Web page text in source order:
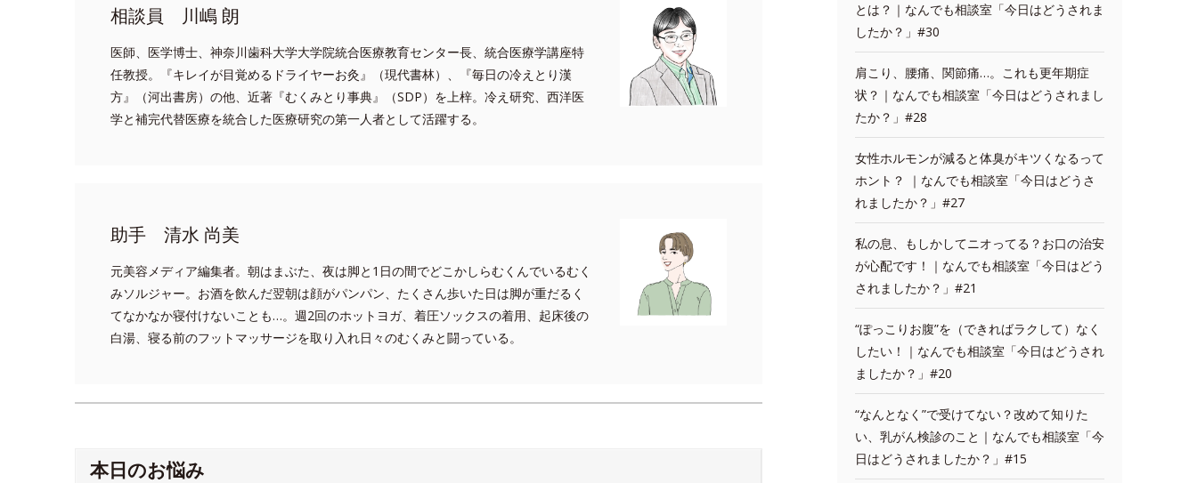
相談員 川嶋 朗
医師、医学博士、神奈川歯科大学大学院統合医療教育センター長、統合医療学講座特
任教授。『キレイが目覚めるドライヤーお灸』（現代書林）、『毎日の冷えとり漢
方』（河出書房）の他、近著『むくみとり事典』（SDP）を上梓。冷え研究、西洋医
学と補完代替医療を統合した医療研究の第一人者として活躍する。
助手 清水 尚美
元美容メディア編集者。朝はまぶた、夜は脚と1日の間でどこかしらむくんでいるむく
みソルジャー。お酒を飲んだ翌朝は顔がパンパン、たくさん歩いた日は脚が重だるく
てなかなか寝付けないことも…。週2回のホットヨガ、着圧ソックスの着用、起床後の
白湯、寝る前のフットマッサージを取り入れ日々のむくみと闘っている。
本日のお悩み
とは？｜なんでも相談室「今日はどうされま
したか？」#30
肩こり、腰痛、関節痛…。これも更年期症
状？｜なんでも相談室「今日はどうされまし
たか？」#28
女性ホルモンが減ると体臭がキツくなるって
ホント？ ｜なんでも相談室「今日はどうさ
れましたか？」#27
私の息、もしかしてニオってる？お口の治安
が心配です！｜なんでも相談室「今日はどう
されましたか？」#21
“ぽっこりお腹”を（できればラクして）なく
したい！｜なんでも相談室「今日はどうされ
ましたか？」#20
“なんとなく”で受けてない？改めて知りた
い、乳がん検診のこと｜なんでも相談室「今
日はどうされましたか？」#15